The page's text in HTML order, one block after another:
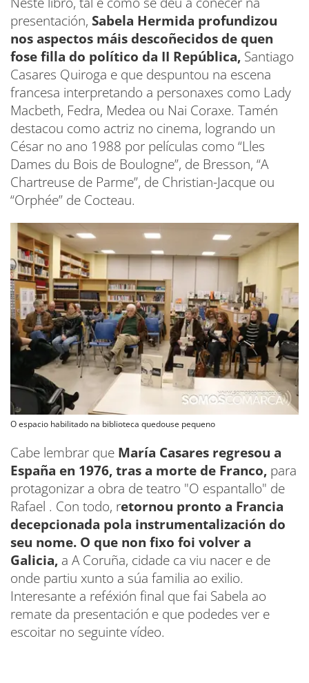
presentación, Sabela Hermida profundizou
nos aspectos máis descoñecidos de quen
fose filla do político da II República, Santiago
Casares Quiroga e que despuntou na escena
francesa interpretando a personaxes como Lady
Macbeth, Fedra, Medea ou Nai Coraxe. Tamén
destacou como actriz no cinema, logrando un
César no ano 1988 por películas como “Lles
Dames du Bois de Boulogne”, de Bresson, “A
Chartreuse de Parme”, de Christian-Jacque ou
“Orphée” de Cocteau.
O espacio habilitado na biblioteca quedouse pequeno
Cabe lembrar que María Casares regresou a
España en 1976, tras a morte de Franco, para
protagonizar a obra de teatro "O espantallo" de
Rafael . Con todo, retornou pronto a Francia
decepcionada pola instrumentalización do
seu nome. O que non fixo foi volver a
Galicia, a A Coruña, cidade ca viu nacer e de
onde partiu xunto a súa familia ao exilio.
Interesante a reféxión final que fai Sabela ao
remate da presentación e que podedes ver e
escoitar no seguinte vídeo.